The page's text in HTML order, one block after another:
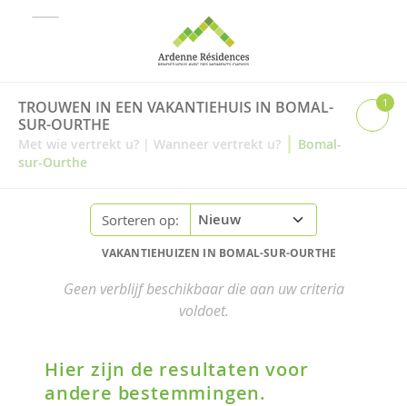
TROUWEN IN EEN VAKANTIEHUIS IN BOMAL-
SUR-OURTHE
Met wie vertrekt u? | Wanneer vertrekt u? | Bomal-
sur-Ourthe
1
Sorteren op:
VAKANTIEHUIZEN IN BOMAL-SUR-OURTHE
Geen verblijf beschikbaar die aan uw criteria
voldoet.
Hier zijn de resultaten voor
andere bestemmingen.